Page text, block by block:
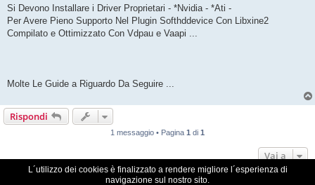
Si Devono Installare i Driver Proprietari - *Nvidia - *Ati -
Per Avere Pieno Supporto Nel Plugin Softhddevice Con Libxine2
Compilato e Ottimizzato Con Vdpau e Vaapi ...
Molte Le Guide a Riguardo Da Seguire ...
Rispondi
1 messaggio • Pagina 1 di 1
Vai a
VDR Italia, comunità italiana utilizzatori VDR
L´utilizzo dei cookies è finalizzato a rendere migliore l´esperienza di
navigazione sul nostro sito.